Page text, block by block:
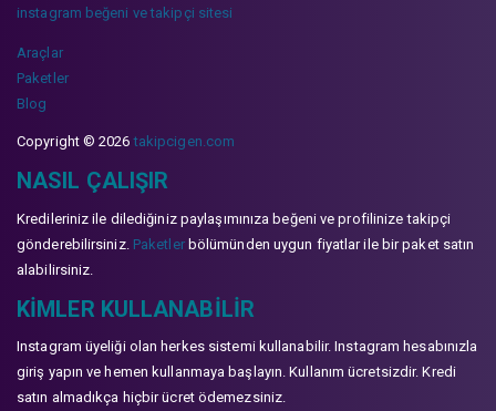
instagram beğeni ve takipçi sitesi
Araçlar
Paketler
Blog
Copyright © 2026takipcigen.com
NASIL ÇALIŞIR
Kredileriniz ile dilediğiniz paylaşımınıza beğeni ve profilinize takipçi
gönderebilirsiniz. Paketlerbölümünden uygun fiyatlar ile bir paket satın
alabilirsiniz.
KIMLER KULLANABILIR
Instagram üyeliği olan herkes sistemi kullanabilir. Instagram hesabınızla
giriş yapın ve hemen kullanmaya başlayın. Kullanım ücretsizdir. Kredi
satın almadıkça hiçbir ücret ödemezsiniz.